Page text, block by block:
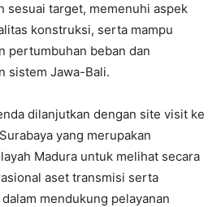
sesuai target, memenuhi aspek
konstruksi, serta mampu
pertumbuhan beban dan
sistem Jawa-Bali.
dilanjutkan dengan site visit ke
yang merupakan
Madura untuk melihat secara
aset transmisi serta
mendukung pelayanan